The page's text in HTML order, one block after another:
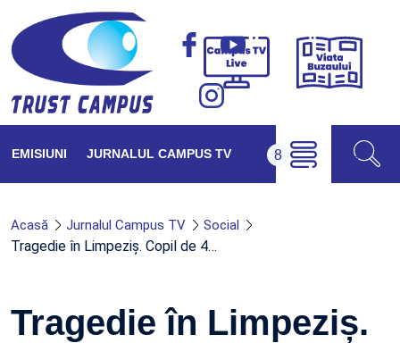
Campus
Viața
EMISIUNI JURNALUL CAMPUS TV
Acasă Jurnalul Campus TV Social
Tragedie în Limpeziș. Copil de 4…
Tragedie în Limpeziș.